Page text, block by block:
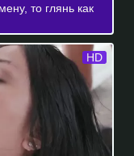
то глянь как
HD